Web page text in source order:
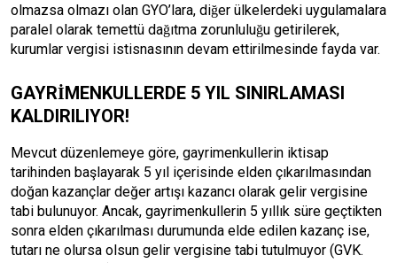
olmazsa olmazı olan GYO’lara, diğer ülkelerdeki uygulamalara
paralel olarak temettü dağıtma zorunluluğu getirilerek,
kurumlar vergisi istisnasının devam ettirilmesinde fayda var.
GAYRİMENKULLERDE 5 YIL SINIRLAMASI
KALDIRILIYOR!
Mevcut düzenlemeye göre, gayrimenkullerin iktisap
tarihinden başlayarak 5 yıl içerisinde elden çıkarılmasından
doğan kazançlar değer artışı kazancı olarak gelir vergisine
tabi bulunuyor. Ancak, gayrimenkullerin 5 yıllık süre geçtikten
sonra elden çıkarılması durumunda elde edilen kazanç ise,
tutarı ne olursa olsun gelir vergisine tabi tutulmuyor (GVK.